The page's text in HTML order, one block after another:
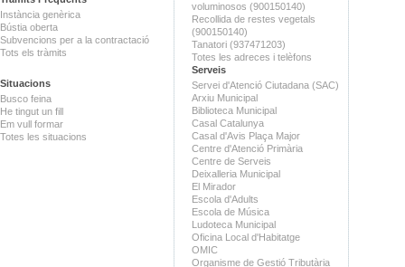
Instància genèrica
Bústia oberta
Subvencions per a la contractació
Tots els tràmits
Situacions
Busco feina
He tingut un fill
Em vull formar
Totes les situacions
voluminosos (900150140)
Recollida de restes vegetals
(900150140)
Tanatori (937471203)
Totes les adreces i telèfons
Serveis
Servei d'Atenció Ciutadana (SAC)
Arxiu Municipal
Biblioteca Municipal
Casal Catalunya
Casal d'Avis Plaça Major
Centre d'Atenció Primària
Centre de Serveis
Deixalleria Municipal
El Mirador
Escola d'Adults
Escola de Música
Ludoteca Municipal
Oficina Local d'Habitatge
OMIC
Organisme de Gestió Tributària